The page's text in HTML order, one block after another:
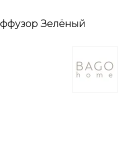
Зелёный